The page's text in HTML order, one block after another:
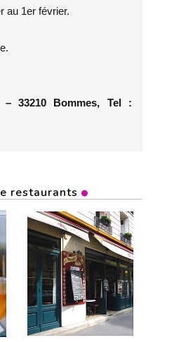
au 1er février.
– 33210 Bommes, Tel :
restaurants